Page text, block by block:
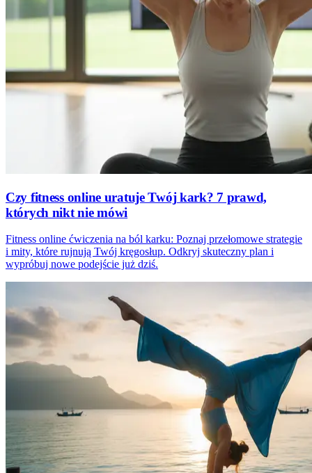
Czy fitness online uratuje Twój kark? 7 prawd,
których nikt nie mówi
Fitness online ćwiczenia na ból karku: Poznaj przełomowe strategie
i mity, które rujnują Twój kręgosłup. Odkryj skuteczny plan i
wypróbuj nowe podejście już dziś.